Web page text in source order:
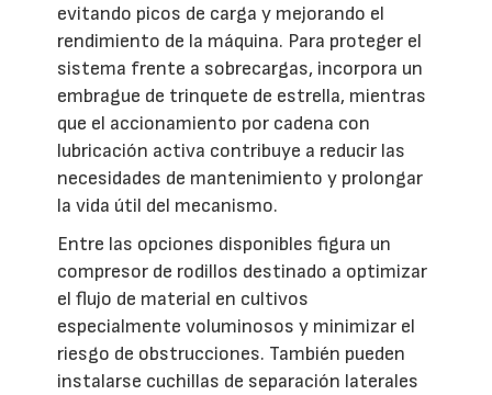
evitando picos de carga y mejorando el
rendimiento de la máquina. Para proteger el
sistema frente a sobrecargas, incorpora un
embrague de trinquete de estrella, mientras
que el accionamiento por cadena con
lubricación activa contribuye a reducir las
necesidades de mantenimiento y prolongar
la vida útil del mecanismo.
Entre las opciones disponibles figura un
compresor de rodillos destinado a optimizar
el flujo de material en cultivos
especialmente voluminosos y minimizar el
riesgo de obstrucciones. También pueden
instalarse cuchillas de separación laterales